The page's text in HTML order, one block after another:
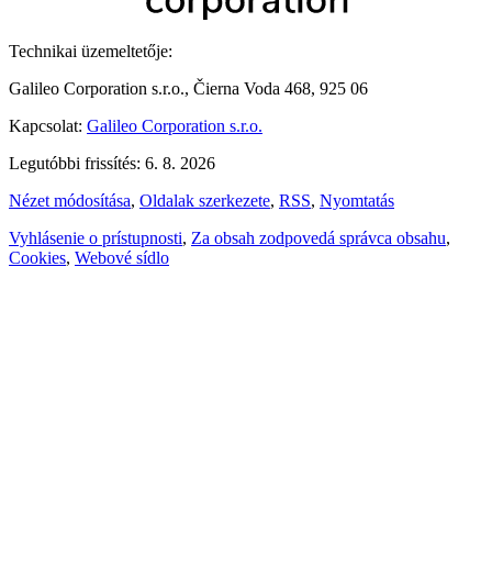
Technikai üzemeltetője:
Galileo Corporation s.r.o., Čierna Voda 468, 925 06
Kapcsolat: Galileo Corporation s.r.o.
Legutóbbi frissítés: 6. 8. 2026
Nézet módosítása, Oldalak szerkezete, RSS, Nyomtatás
Vyhlásenie o prístupnosti, Za obsah zodpovedá správca obsahu,
Cookies, Webové sídlo